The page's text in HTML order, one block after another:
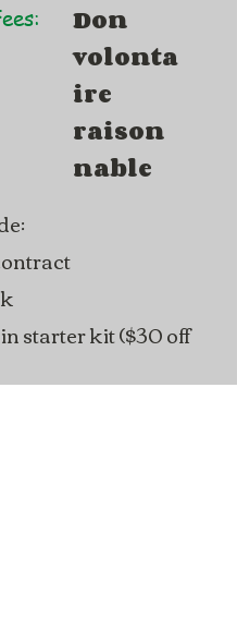
Don
volonta
ire
raison
nable
starter kit ($30 off